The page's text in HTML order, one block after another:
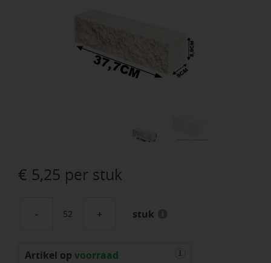
€ 5,25 per stuk
Gevelsteen
37,7x9x8,9
stuk
Artikel op voorraad i